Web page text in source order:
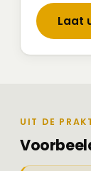
Laat
UIT DE